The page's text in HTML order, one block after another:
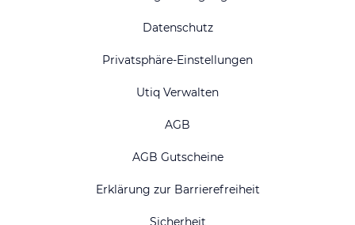
Datenschutz
Privatsphäre-Einstellungen
Utiq Verwalten
AGB
AGB Gutscheine
Erklärung zur Barrierefreiheit
Sicherheit